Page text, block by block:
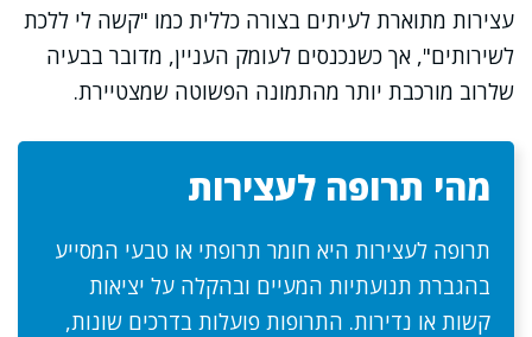
עצירות מתוארת לעיתים בצורה כללית כמו "קשה לי ללכת
לשירותים", אך כשנכנסים לעומק העניין, מדובר בבעיה
שלרוב מורכבת יותר מהתמונה הפשוטה שמצטיירת.
מהי תרופה לעצירות
תרופה לעצירות היא חומר תרופתי או טבעי המסייע
בהגברת תנועתיות המעיים ובהקלה על יציאות
קשות או נדירות. התרופות פועלות בדרכים שונות,